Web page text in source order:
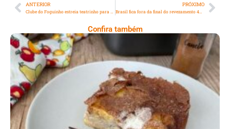
ANTERIOR PRÓXIMO
Brasil fica fora da final do revezamento 4x100m no atletismo em Paris
Confira também
Comer Bem: Torta De Banana